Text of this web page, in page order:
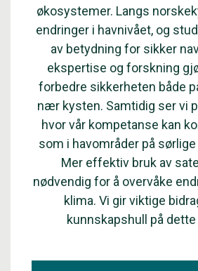
økosystemer. Langs
endringer i havnivået, og
av betydning for sikker
ekspertise og forskning
forbedre sikkerheten både
nær kysten. Samtidig ser vi
hvor vår kompetanse kan
som i havområder på
Mer effektiv bruk av
nødvendig for å overvåke
klima. Vi gir viktige
kunnskapshull på